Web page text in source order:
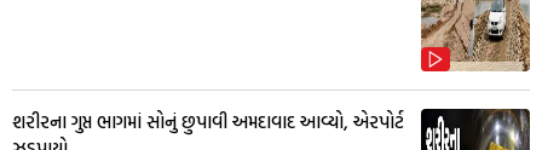
શરીરના ગુપ્ત ભાગમાં સોનું છુપાવી અમદાવાદ આવ્યો, એરપોર્ટ